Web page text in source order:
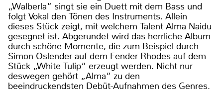
„Walberla“ singt sie ein Duett mit dem Bass und
folgt Vokal den Tönen des Instruments. Allein
dieses Stück zeigt, mit welchem Talent Alma Naidu
gesegnet ist. Abgerundet wird das herrliche Album
durch schöne Momente, die zum Beispiel durch
Simon Oslender auf dem Fender Rhodes auf dem
Stück „White Tulip“ erzeugt werden. Nicht nur
deswegen gehört „Alma“ zu den
beeindruckendsten Debüt-Aufnahmen des Genres.